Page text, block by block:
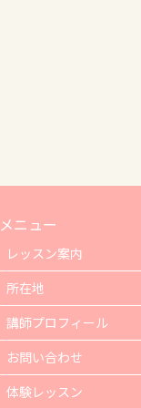
メニュー
レッスン案内
所在地
講師プロフィール
お問い合わせ
体験レッスン